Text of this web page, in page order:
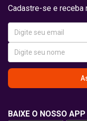
Cadastre-se e
BAIXE O NOSSO APP